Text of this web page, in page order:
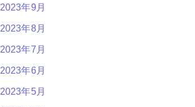
2023年9月
2023年8月
2023年7月
2023年6月
2023年5月